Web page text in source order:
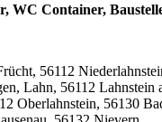
WC Container,